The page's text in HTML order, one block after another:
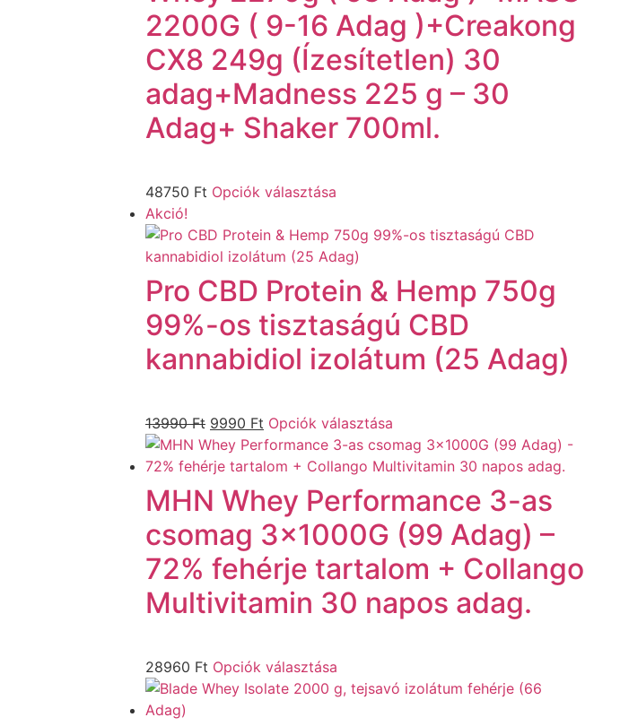
2200G ( 9-16 Adag )+Creakong
CX8 249g (Ízesítetlen) 30
adag+Madness 225 g – 30
Adag+ Shaker 700ml.
48750 Ft Opciók választása
Akció!
Pro CBD Protein & Hemp 750g
99%-os tisztaságú CBD
kannabidiol izolátum (25 Adag)
13990Ft 9990 Ft Opciók választása
MHN Whey Performance 3-as
csomag 3x1000G (99 Adag) –
72% fehérje tartalom + Collango
Multivitamin 30 napos adag.
28960 Ft Opciók választása